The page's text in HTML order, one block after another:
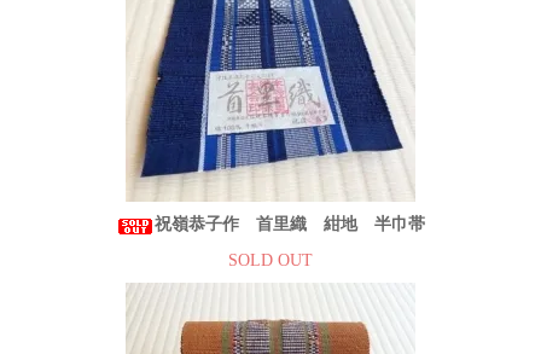
祝嶺恭子作 首里織 紺地 半巾帯
SOLD OUT